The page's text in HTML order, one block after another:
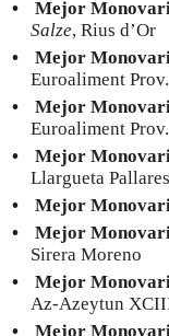
Mejor
Salze, Rius d’Or
Mejor
Euroaliment
Mejor
Euroaliment
Mejor
Llargueta
Mejor
Mejor
Sirera Moreno
Mejor
Az-Azeytun
Mejor